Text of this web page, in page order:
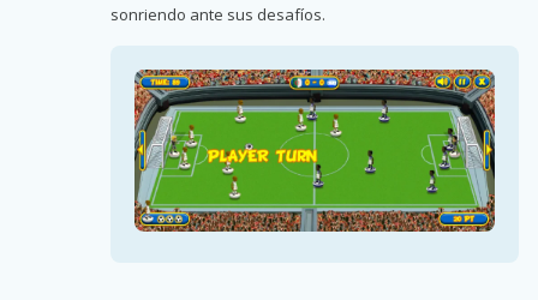
sonriendo ante sus desafíos.